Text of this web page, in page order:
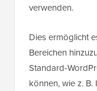
verwenden.
Dies ermöglicht
Bereichen
Standard-
können, wie z. B.